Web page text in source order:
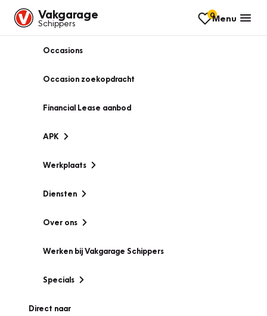
Vakgarage
Schippers
0Menu
Occasions
Occasion zoekopdracht
Financial Lease aanbod
APK
Werkplaats
Diensten
Over ons
Werken bij Vakgarage Schippers
Specials
Direct naar